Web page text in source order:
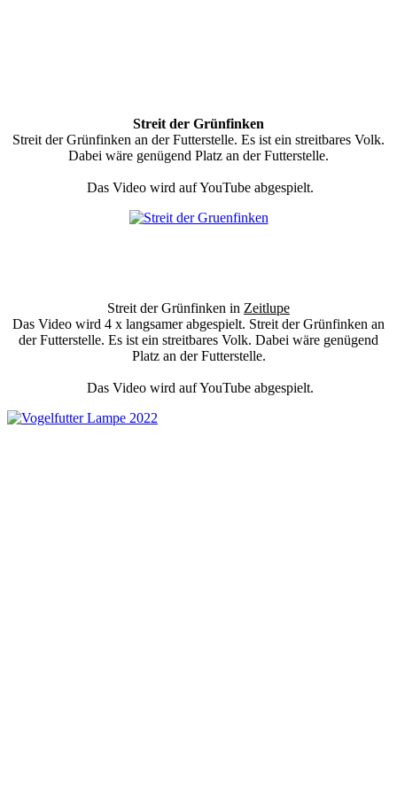
Streit der Grünfinken
Streit der Grünfinken an der Futterstelle. Es ist ein streitbares Volk.
Dabei wäre genügend Platz an der Futterstelle.
Das Video wird auf YouTube abgespielt.
Streit der Grünfinken in Zeitlupe
Das Video wird 4 x langsamer abgespielt. Streit der Grünfinken an
der Futterstelle. Es ist ein streitbares Volk. Dabei wäre genügend
Platz an der Futterstelle.
Das Video wird auf YouTube abgespielt.